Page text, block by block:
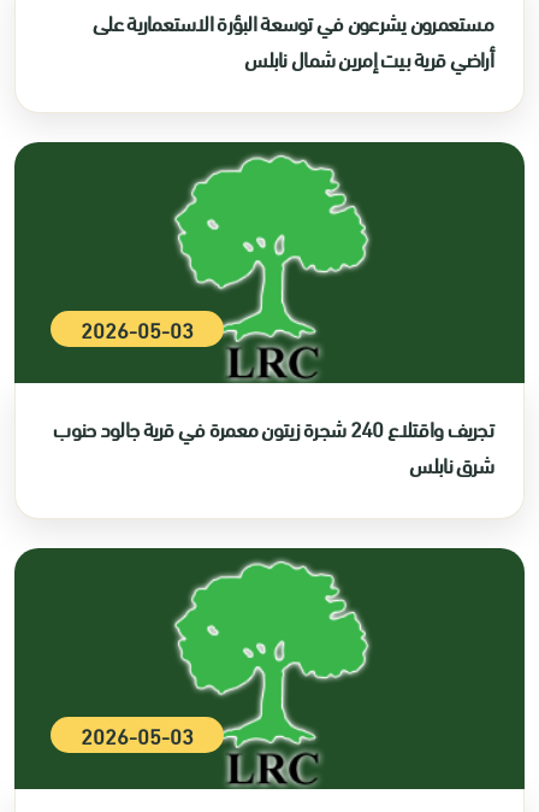
مستعمرون يشرعون في توسعة البؤرة الاستعمارية على
أراضي قرية بيت إمرين شمال نابلس
2026-05-03
تجريف واقتلاع 240 شجرة زيتون معمرة في قرية جالود حنوب
شرق نابلس
2026-05-03